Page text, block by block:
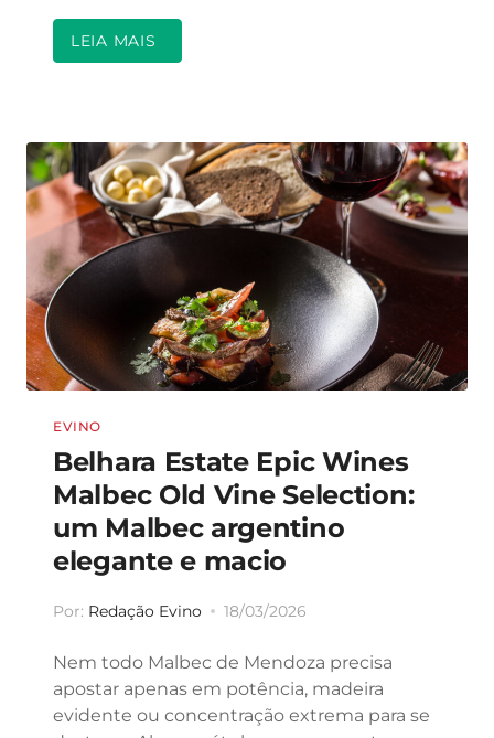
LEIA MAIS
EVINO
Belhara Estate Epic Wines
Malbec Old Vine Selection:
um Malbec argentino
elegante e macio
Por: Redação Evino 18/03/2026
Nem todo Malbec de Mendoza precisa
apostar apenas em potência, madeira
evidente ou concentração extrema para se